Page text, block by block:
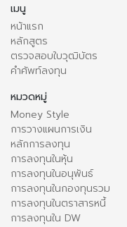
เมนู
หน้าแรก
หลักสูตร
ตรวจสอบใบวุฒิบัตร
คำศัพท์ลงทุน
หมวดหมู่
Money Style
การวางแผนการเงิน
หลักการลงทุน
การลงทุนในหุ้น
การลงทุนในอนุพันธ์
การลงทุนในกองทุนรวม
การลงทุนในตราสารหนี้
การลงทุนใน DW